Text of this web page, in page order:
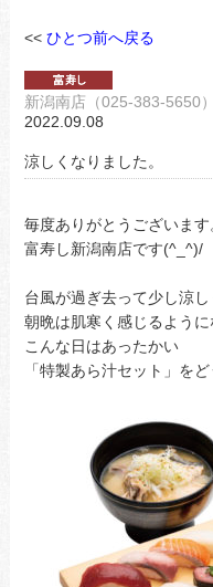
<< ひとつ前へ戻る
新潟南店（025-383-5650）
2022.09.08
涼しくなりました。
毎度ありがとうございます
富寿し新潟南店です(^_^)/
台風が過ぎ去って少し涼し
朝晩は肌寒く感じるように
こんな日はあったかい
「特製あら汁セット」を